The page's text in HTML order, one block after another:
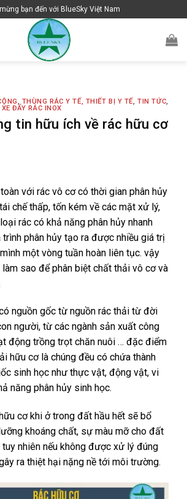
bạn đến với BlueSky Việt Nam
, THÙNG RÁC Y TẾ, THIẾT BỊ Y TẾ,TIN TỨC,
ĐẨY RÁC INOX
tin hữu ích về rác hữu cơ
với rác vô cơ có thời gian phân hủy
chế thấp, tốn kém về các mặt xử lý,
rác có khả năng phân hủy nhanh
trình phân hủy tạo ra được nhiều giá trị
một vòng tuần hoàn liên tục. vậy
sao để phân biệt chất thải vô cơ và
nguồn gốc từ nguồn rác thải từ đời
người, từ các ngành sản xuất công
động trồng trọt chăn nuôi … đặc điểm
hữu cơ là chúng đều có chứa thành
sinh học như thực vật, động vật, vi
năng phân hủy sinh học.
cơ khi ở trong đất hầu hết sẽ bổ
khoáng chất, sự màu mỡ cho đất
nhiên nếu không được xử lý đúng
ra thiệt hại nặng nề tới môi trường.